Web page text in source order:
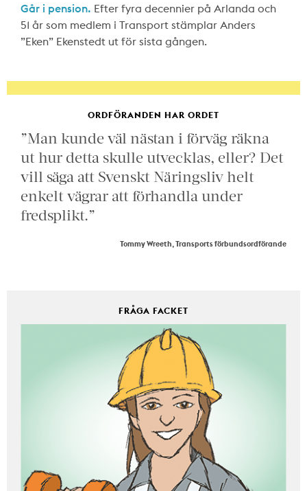
Går i pension. Efter fyra decennier på Arlanda och
51 år som medlem i Transport stämplar Anders
”Eken” Ekenstedt ut för sista gången.
ORDFÖRANDEN HAR ORDET
”Man kunde väl nästan i förväg räkna
ut hur detta skulle utvecklas, eller? Det
vill säga att Svenskt Näringsliv helt
enkelt vägrar att förhandla under
fredsplikt.”
Tommy Wreeth, Transports förbundsordförande
FRÅGA FACKET